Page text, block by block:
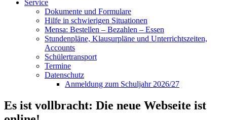
Service
Dokumente und Formulare
Hilfe in schwierigen Situationen
Mensa: Bestellen – Bezahlen – Essen
Stundenpläne, Klausurpläne und Unterrichtszeiten,
Accounts
Schülertransport
Termine
Datenschutz
Anmeldung zum Schuljahr 2026/27
Es ist vollbracht: Die neue Webseite ist